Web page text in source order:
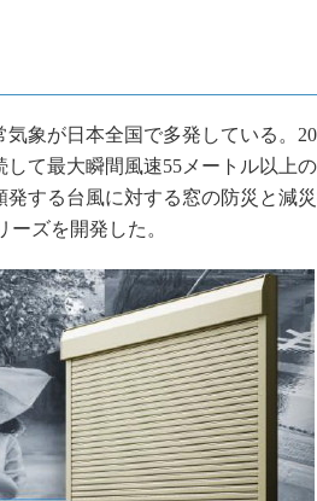
象が日本全国で多発している。
して最大瞬間風速55メートル以上
する台風に対する窓の防災と減災
ズを開発した。